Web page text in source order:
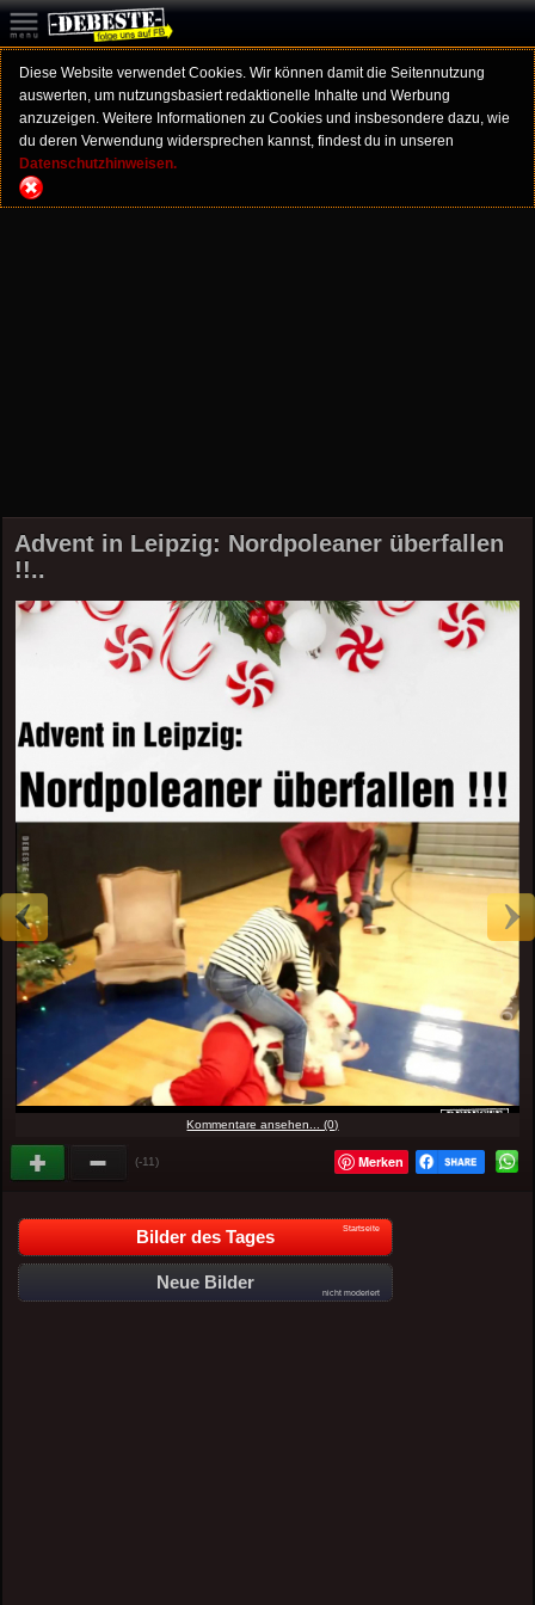
Diese Website verwendet Cookies. Wir können damit die Seitennutzung
auswerten, um nutzungsbasiert redaktionelle Inhalte und Werbung
anzuzeigen. Weitere Informationen zu Cookies und insbesondere dazu, wie
du deren Verwendung widersprechen kannst, findest du in unseren
Datenschutzhinweisen.
Advent in Leipzig: Nordpoleaner überfallen
!!..
Kommentare ansehen... (0)
(-11) Merken
Bilder des Tages Startseite
Neue Bilder
nicht moderiert